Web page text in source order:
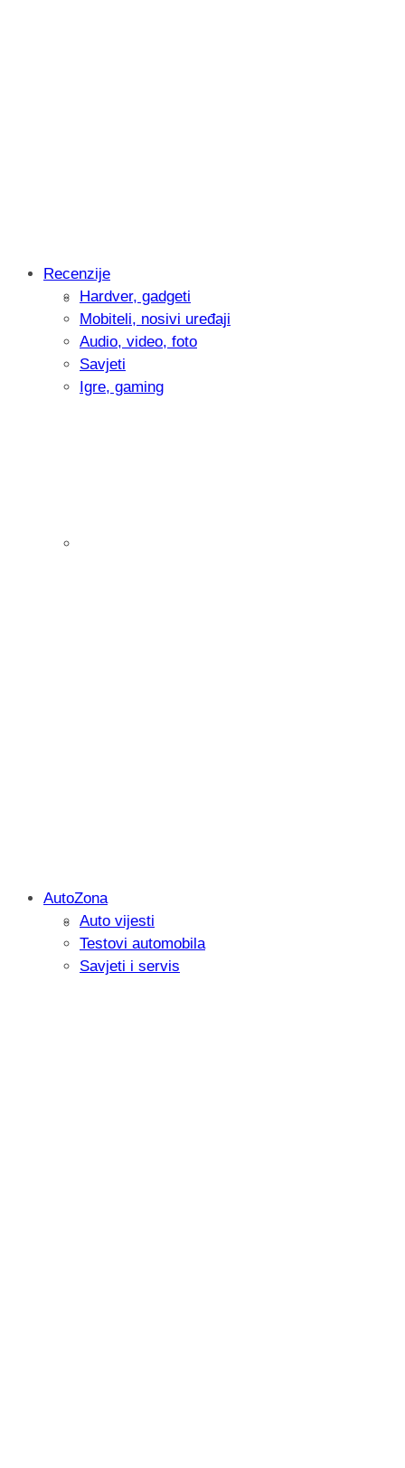
Intervju: Goran Jović, fotograf -
Recenzije
Hardver, gadgeti
Mobiteli, nosivi uređaji
Audio, video, foto
Savjeti
Igre, gaming
Savjetujemo: Što učiniti kada vaš
AutoZona
Auto vijesti
Testovi automobila
Savjeti i servis